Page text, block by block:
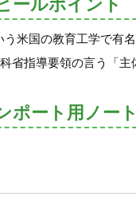
ールポイント
う米国の教育工学で有
省指導要領の言う「
ポート用ノー